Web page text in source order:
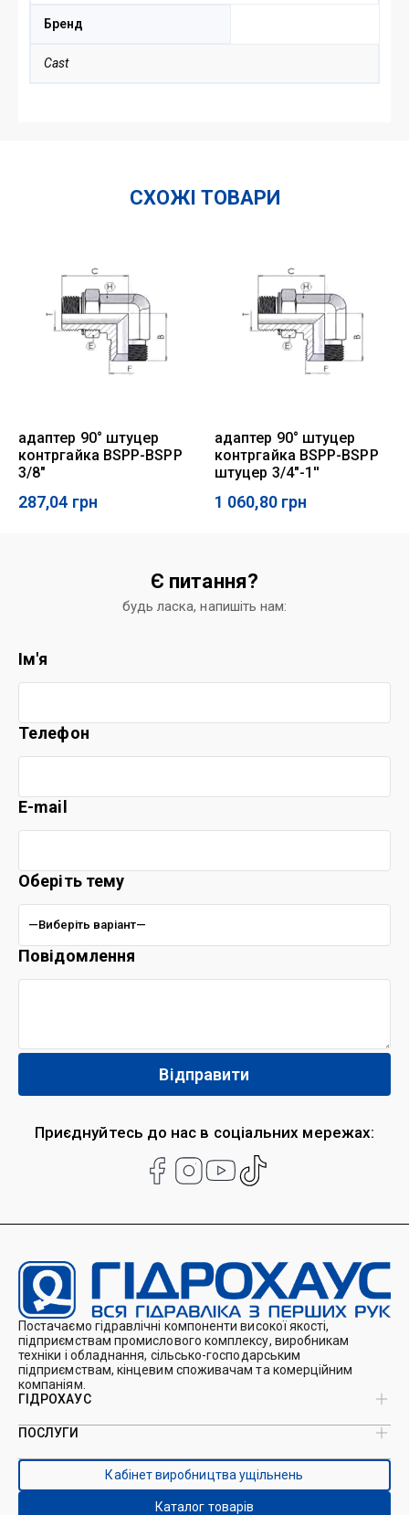
Бренд
Cast
СХОЖІ ТОВАРИ
адаптер 90° штуцер
контргайка BSPP-BSPP
3/8"
287,04 грн
адаптер 90° штуцер
контргайка BSPP-BSPP
штуцер 3/4"-1''
1 060,80 грн
Є питання?
будь ласка, напишіть нам:
Приєднуйтесь до нас в соціальних мережах:
Ім'я
Телефон
E-mail
Оберіть тему
Повідомлення
Постачаємо гідравлічні компоненти високої якості,
підприємствам промислового комплексу, виробникам
техніки і обладнання, сільсько-господарським
підприємствам, кінцевим споживачам та комерційним
компаніям.
ГІДРОХАУС
Про нас
Каталоги
ПОСЛУГИ
Виробництво ущільнень
Виробництво гідроциліндрів
Ремонт гідроциліндрів
Кабінет виробництва ущільнень
Каталог товарів